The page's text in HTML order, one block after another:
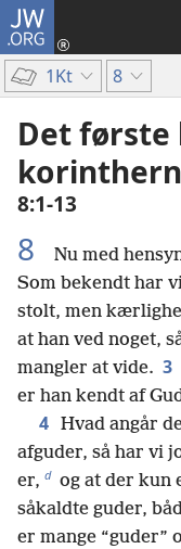
JW.ORG
1Kt 8
Det første
8:1-13
8 Nu med
Som bekendt har
stolt, men
at han ved noget,
mangler at vide. 3
er han kendt af
4 Hvad angår
afguder, så har vi
er, d og at der kun
såkaldte guder,
er mange “guder”